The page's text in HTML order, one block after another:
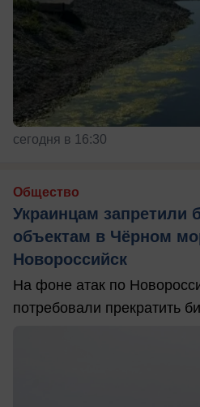
сегодня в 16:30
Общество
Украинцам запретили
объектам в Чёрном
Новороссийск
На фоне атак по
потребовали прекратить